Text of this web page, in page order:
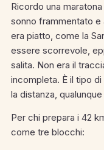
Ricordo una
sonno frammentato e
era piatto, come la
essere scorrevole,
salita. Non era il
incompleta. È il tipo
la distanza,
Per chi prepara i 42
come tre blocchi: